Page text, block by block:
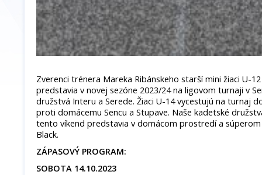
Zverenci trénera Mareka Ribánskeho starší mini žiaci U-
predstavia v novej sezóne 2023/24 na ligovom turnaji v
družstvá Interu a Serede. Žiaci U-14 vycestujú na turnaj
proti domácemu Sencu a Stupave. Naše kadetské
tento víkend predstavia v domácom prostredí a
Black.
ZÁPASOVÝ PROGRAM:
SOBOTA 14.10.2023